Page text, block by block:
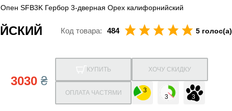
SFB3K Гербор 3-дверная Орех калифорнийский
Код товара: 484 5 голос(а)
3030₴
КУПИТЬ ХОЧУ СКИДКУ
ОПЛАТА ЧАСТЯМИ